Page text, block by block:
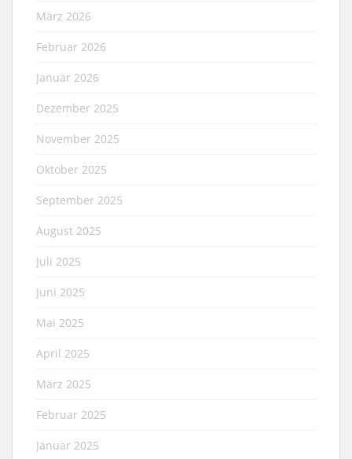
März 2026
Februar 2026
Januar 2026
Dezember 2025
November 2025
Oktober 2025
September 2025
August 2025
Juli 2025
Juni 2025
Mai 2025
April 2025
März 2025
Februar 2025
Januar 2025